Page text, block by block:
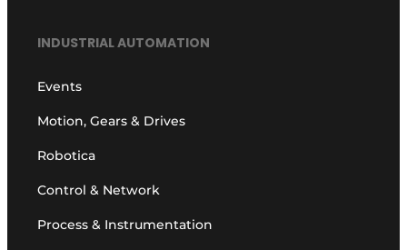
INDUSTRIAL AUTOMATION
Events
Motion, Gears & Drives
Robotica
Control & Network
Process & Instrumentation